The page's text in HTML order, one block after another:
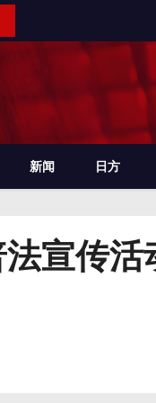
新闻 日方
宣传